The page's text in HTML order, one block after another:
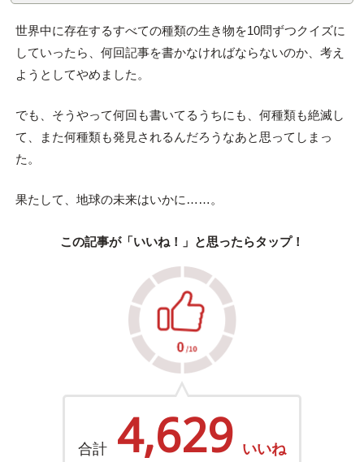
世界中に存在するすべての種類の生き物を10問ずつクイズに
していったら、何回記事を書かなければならないのか、考え
ようとしてやめました。
でも、そうやって何回も書いてるうちにも、何種類も絶滅し
て、また何種類も発見されるんだろうなあと思ってしまっ
た。
果たして、地球の未来はいかに……。
この記事が「いいね！」と思ったらタップ！
合計 4,629 いいね